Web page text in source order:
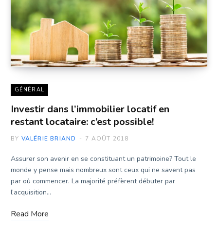
GÉNÉRAL
Investir dans l’immobilier locatif en
restant locataire: c’est possible!
BY VALÉRIE BRIAND 7 AOÛT 2018
Assurer son avenir en se constituant un patrimoine? Tout le
monde y pense mais nombreux sont ceux qui ne savent pas
par où commencer. La majorité préfèrent débuter par
l’acquisition…
Read More